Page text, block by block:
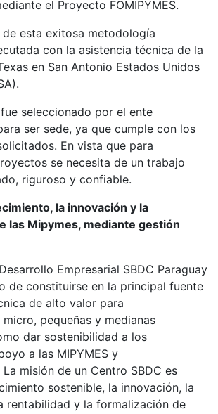
el Proyecto FOMIPYMES.
esta exitosa metodología
con la asistencia técnica de la
en San Antonio Estados Unidos
seleccionado por el ente
ser sede, ya que cumple con los
En vista que para
se necesita de un trabajo
riguroso y confiable.
la innovación y la
las Mipymes, mediante gestión
Empresarial SBDC Paraguay
de constituirse en la principal fuente
de alto valor para
pequeñas y medianas
dar sostenibilidad a los
a las MIPYMES y
misión de un Centro SBDC es
sostenible, la innovación, la
rentabilidad y la formalización de